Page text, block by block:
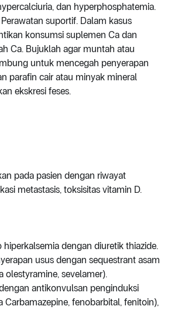
dan hyperphosphatemia.
suportif. Dalam kasus
konsumsi suplemen Ca dan
Ca. Bujuklah agar muntah atau
untuk mencegah penyerapan
parafin cair atau minyak mineral
ekskresi feses.
pada pasien dengan riwayat
metastasis, toksisitas vitamin D.
hiperkalsemia dengan diuretik thiazide.
usus dengan sequestrant asam
olestyramine, sevelamer).
antikonvulsan penginduksi
Carbamazepine, fenobarbital, fenitoin),